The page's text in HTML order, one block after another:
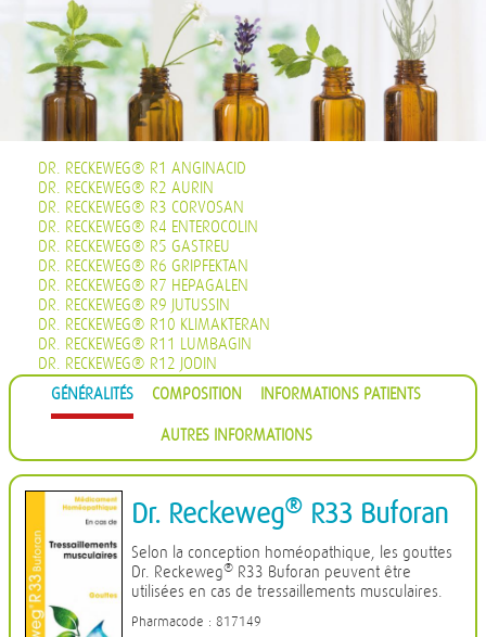
DR. RECKEWEG® R1 ANGINACID
DR. RECKEWEG® R2 AURIN
DR. RECKEWEG® R3 CORVOSAN
DR. RECKEWEG® R4 ENTEROCOLIN
DR. RECKEWEG® R5 GASTREU
DR. RECKEWEG® R6 GRIPFEKTAN
DR. RECKEWEG® R7 HEPAGALEN
DR. RECKEWEG® R9 JUTUSSIN
DR. RECKEWEG® R10 KLIMAKTERAN
DR. RECKEWEG® R11 LUMBAGIN
DR. RECKEWEG® R12 JODIN
DR. RECKEWEG® R13 PROHÄMORRHIN
DR. RECKEWEG® R14 QUIETA
DR. RECKEWEG® R16 CIMISAN
DR. RECKEWEG® R17 SCROPHULARIA NOD COMP.
DR. RECKEWEG® R18 CYSTOPHYLIN
DR. RECKEWEG® R19 EUGLANDIN-M
DR. RECKEWEG® R20 EUGLANDIN-F
DR. RECKEWEG® R22 NAJASTHEN
DR. RECKEWEG® R23 NOSODERM
DR. RECKEWEG® R24 PLEURASIN
DR. RECKEWEG® R25 PROSTATAN
DR. RECKEWEG® R26 REMISIN
DR. RECKEWEG® R27 RENOCALCIN
GÉNÉRALITÉS COMPOSITION INFORMATIONS PATIENTS
AUTRES INFORMATIONS
Dr. Reckeweg® R33 Buforan
Selon la conception homéopathique, les gouttes
Dr. Reckeweg® R33 Buforan peuvent être
utilisées en cas de tressaillements musculaires.
Pharmacode : 817149